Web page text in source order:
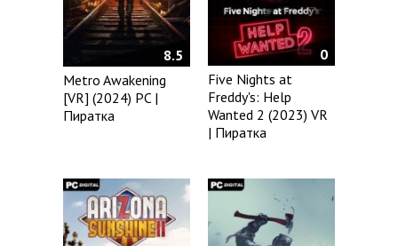
8.5
Metro Awakening
[VR] (2024) PC |
Пиратка
0
Five Nights at
Freddy's: Help
Wanted 2 (2023) VR
| Пиратка